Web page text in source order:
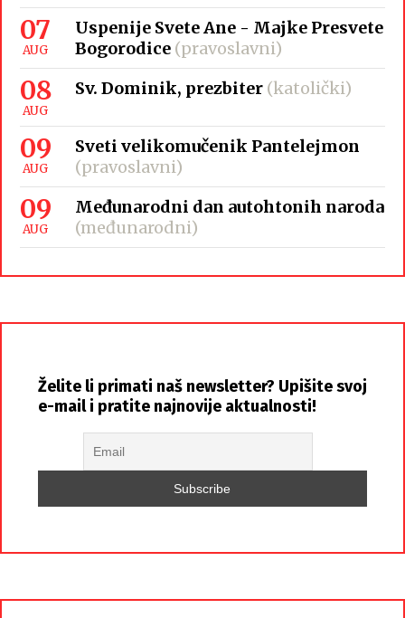
07
AUG
Uspenije Svete Ane - Majke Presvete
Bogorodice (pravoslavni)
08
AUG
Sv. Dominik, prezbiter (katolički)
09
AUG
Sveti velikomučenik Pantelejmon
(pravoslavni)
09
AUG
Međunarodni dan autohtonih naroda
(međunarodni)
Želite li primati naš newsletter? Upišite svoj
e-mail i pratite najnovije aktualnosti!